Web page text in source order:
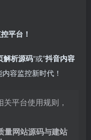
平台！
解析源码“或”抖音内容
容监控新时代！
关平台使用规则，
量网站源码与建站